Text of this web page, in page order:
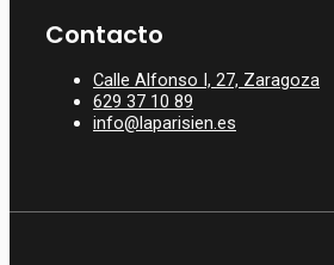
Contacto
Calle Alfonso I, 27, Zaragoza
629 37 10 89
info@laparisien.es